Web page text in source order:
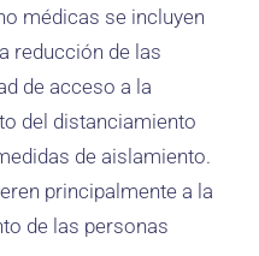
médicas se incluyen
reducción de las
de acceso a la
del distanciamiento
de aislamiento.
principalmente a la
de las personas